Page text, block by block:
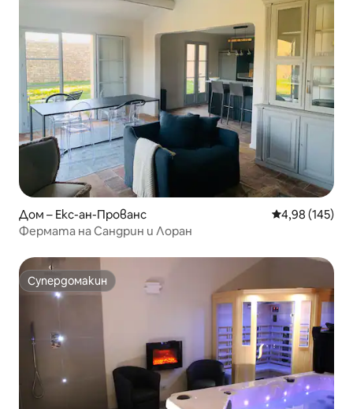
Дом – Екс-ан-Прованс Средна
4,98 (145)
Фермата на Сандрин и Лоран
Супердомакин
Супердомакин